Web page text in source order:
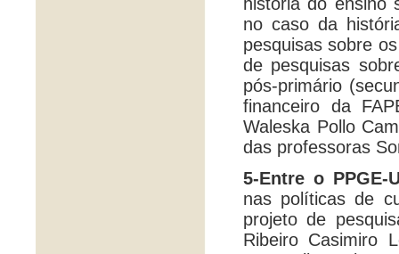
no caso da
pesquisas sobre
de pesquisas
pós-primário
financeiro da
Waleska Pollo
das professoras
5-Entre o PPGE-
nas políticas de
projeto de
Ribeiro Casimiro